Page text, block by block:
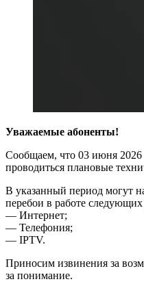
Уважаемые абоненты!
Сообщаем, что 03 июня 2026
проводиться плановые
В указанный период могут
перебои в работе следующих
— Интернет;
— Телефония;
— IPTV.
Приносим извинения за
за понимание.